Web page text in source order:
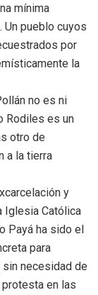
mínima
Un pueblo cuyos
por
la
no es ni
Rodiles es un
otro de
a la tierra
y
Iglesia Católica
Payá ha sido el
para
necesidad de
en las